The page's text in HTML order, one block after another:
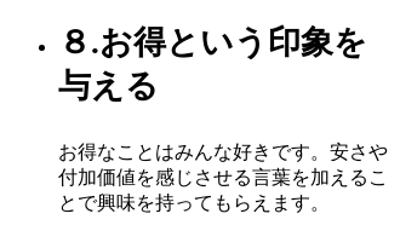
８.お得という印象を
与える
お得なことはみんな好きです。安さや
付加価値を感じさせる言葉を加えるこ
とで興味を持ってもらえます。